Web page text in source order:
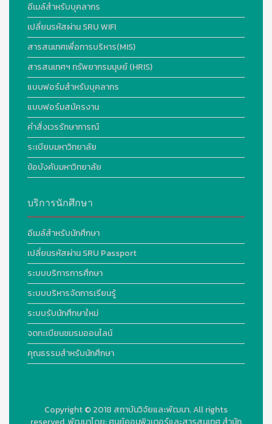
อีเมล์สำหรับบุคลากร
เปลี่ยนรหัสผ่าน SRU WIFI
สารสนเทศเพื่อการบริหาร(MIS)
สารสนเทศฯ ทรัพยากรมนุษย์ (HRIS)
แบบฟอร์มสำหรับบุคลากร
แบบฟอร์มสมัครงาน
คำสั่งเวรรักษาการณ์
ระเบียบมหาวิทยาลัย
ข้อบังคับมหาวิทยาลัย
บริการนักศึกษา
อีเมล์สำหรับนักศึกษา
เปลี่ยนรหัสผ่าน SRU Passport
ระบบบริการการศึกษา
ระบบบริหารจัดการเรียนรู้
ระบบรับนักศึกษาใหม่
จดทะเบียนชมรมออนไลน์
คุณธรรมสำหรับนักศึกษา
Copyright © 2018 สถาบันวิจัยและพัฒนา. All rights